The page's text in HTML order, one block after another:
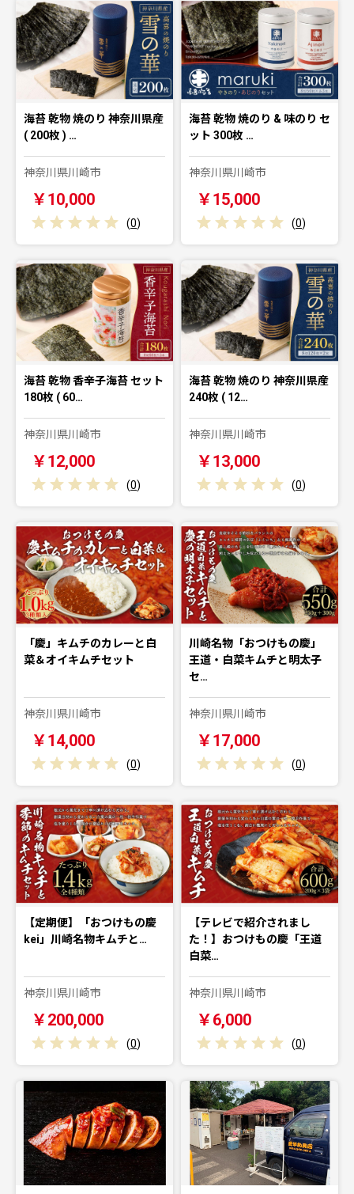
海苔 乾物 焼のり 神奈川県産
( 200枚 ) …
神奈川県川崎市
￥10,000
(0)
海苔 乾物 焼のり & 味のり セ
ット 300枚 …
神奈川県川崎市
￥15,000
(0)
海苔 乾物 香辛子海苔 セット
180枚 ( 60…
神奈川県川崎市
￥12,000
(0)
海苔 乾物 焼のり 神奈川県産
240枚 ( 12…
神奈川県川崎市
￥13,000
(0)
「慶」キムチのカレーと白
菜＆オイキムチセット
神奈川県川崎市
￥14,000
(0)
川崎名物「おつけもの慶」
王道・白菜キムチと明太子
セ…
神奈川県川崎市
￥17,000
(0)
【定期便】「おつけもの慶
kei」川崎名物キムチと…
神奈川県川崎市
￥200,000
(0)
【テレビで紹介されまし
た！】おつけもの慶「王道
白菜…
神奈川県川崎市
￥6,000
(0)